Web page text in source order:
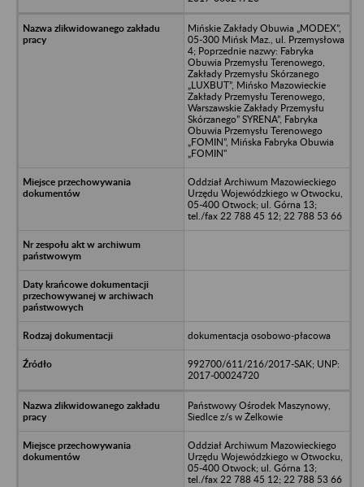
Mińskie Zakłady Obuwia „MODEX”,
05-300 Mińsk Maz., ul. Przemysłowa
4; Poprzednie nazwy: Fabryka
Obuwia Przemysłu Terenowego,
Zakłady Przemysłu Skórzanego
„LUXBUT”, Mińsko Mazowieckie
Zakłady Przemysłu Terenowego,
Warszawskie Zakłady Przemysłu
Skórzanego” SYRENA”, Fabryka
Obuwia Przemysłu Terenowego
„FOMIN”, Mińska Fabryka Obuwia
„FOMIN"
Oddział Archiwum Mazowieckiego
Urzędu Wojewódzkiego w Otwocku,
05-400 Otwock; ul. Górna 13;
tel./fax 22 788 45 12; 22 788 53 66
dokumentacja osobowo-płacowa
992700/611/216/2017-SAK; UNP:
2017-00024720
Państwowy Ośrodek Maszynowy,
Siedlce z/s w Żelkowie
Oddział Archiwum Mazowieckiego
Urzędu Wojewódzkiego w Otwocku,
05-400 Otwock; ul. Górna 13;
tel./fax 22 788 45 12; 22 788 53 66